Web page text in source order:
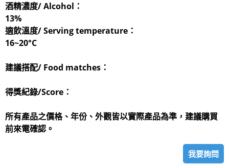
酒精濃度/ Alcohol：
13%
適飲溫度/ Serving temperature：
16~20°C
建議搭配/ Food matches：
得獎紀錄/Score：
所有產品之價格、年份、外觀皆以實際產品為準，建議購買
前來電確認。
我要詢問